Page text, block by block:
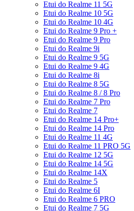
Etui do Realme 11 5G
Etui do Realme 10 5G
Etui do Realme 10 4G
Etui do Realme 9 Pro +
Etui do Realme 9 Pro
Etui do Realme 9i
Etui do Realme 9 5G
Etui do Realme 9 4G
Etui do Realme 8i
Etui do Realme 8 5G
Etui do Realme 8 / 8 Pro
Etui do Realme 7 Pro
Etui do Realme 7
Etui do Realme 14 Pro+
Etui do Realme 14 Pro
Etui do Realme 11 4G
Etui do Realme 11 PRO 5G
Etui do Realme 12 5G
Etui do Realme 14 5G
Etui do Realme 14X
Etui do Realme 5
Etui do Realme 6I
Etui do Realme 6 PRO
Etui do Realme 7 5G